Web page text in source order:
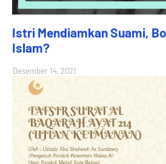
Istri Mendiamkan Suami,
Islam?
Desember 14, 2021